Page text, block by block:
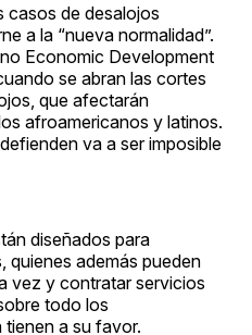
casos de desalojos
a la “nueva normalidad”.
Economic Development
se abran las cortes
que afectarán
afroamericanos y latinos.
va a ser imposible
diseñados para
quienes además pueden
vez y contratar servicios
todo los
a su favor.